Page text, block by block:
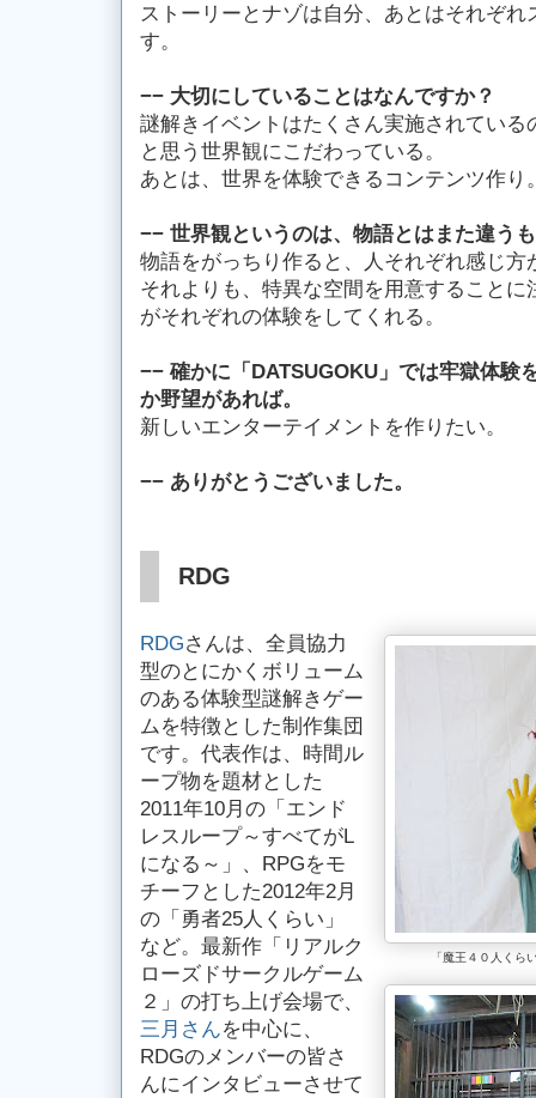
ストーリーとナゾは自分、あとはそれぞ
す。
−− 大切にしていることはなんですか？
謎解きイベントはたくさん実施されてい
と思う世界観にこだわっている。
あとは、世界を体験できるコンテンツ作り
−− 世界観というのは、物語とはまた違う
物語をがっちり作ると、人それぞれ感じ方
それよりも、特異な空間を用意すること
がそれぞれの体験をしてくれる。
−− 確かに「DATSUGOKU」では牢獄体験
か野望があれば。
新しいエンターテイメントを作りたい。
−− ありがとうございました。
RDG
「魔王４０人くら
RDGさんは、全員協力
型のとにかくボリューム
のある体験型謎解きゲー
ムを特徴とした制作集団
です。代表作は、時間ル
ープ物を題材とした
2011年10月の「エンド
レスループ～すべてがL
になる～」、RPGをモ
チーフとした2012年2月
の「勇者25人くらい」
など。最新作「リアルク
ローズドサークルゲーム
２」の打ち上げ会場で、
三月さんを中心に、
RDGのメンバーの皆さ
んにインタビューさせて